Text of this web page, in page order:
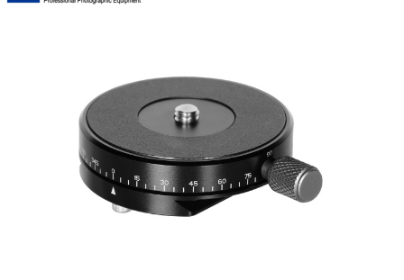
FOTOGRAFICZNE
GIMBALE/
STABILIZATORY
KAMERY CYFROWE
I SPORTOWE
KARTY PAMIĘCI I
CZYTNIKI